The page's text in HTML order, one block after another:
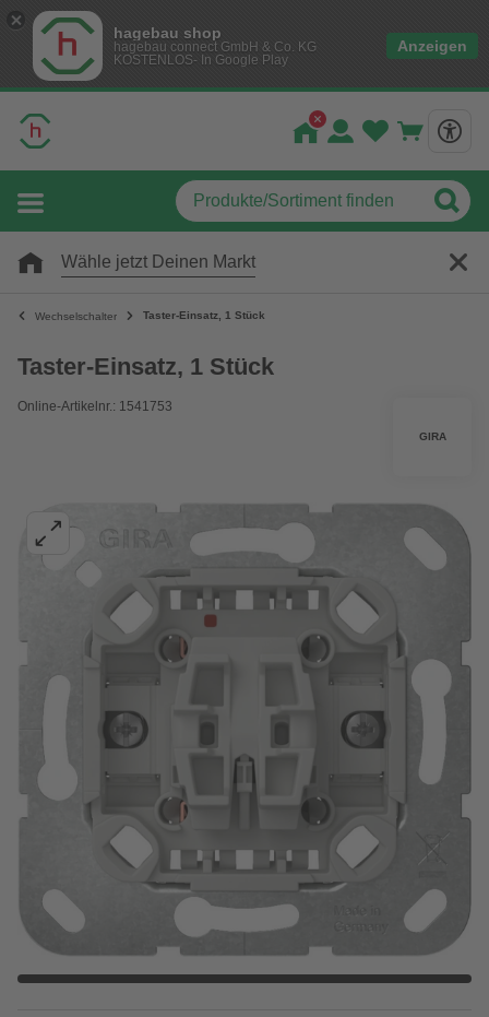
hagebau shop
hagebau connect GmbH & Co. KG
KOSTENLOS- In Google Play
Anzeigen
Wähle jetzt Deinen Markt
Wechselschalter Taster-Einsatz, 1 Stück
Taster-Einsatz, 1 Stück
Online-Artikelnr.: 1541753
GIRA